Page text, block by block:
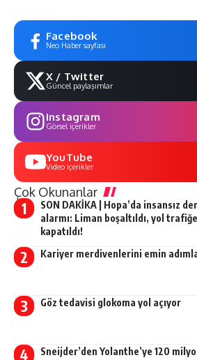
Facebook
Neo Haber sayfası
X / Twitter
Güncel paylaşımlar
Instagram
Görsel içerikler
YouTube
Video içerikler
Çok Okunanlar
SON DAKİKA | Hopa’da insansız
alarmı: Liman boşaltıldı, yol trafiğe
kapatıldı!
Kariyer merdivenlerini emin
Göz tedavisi glokoma yol açıyor
Sneijder’den Yolanthe’ye 120